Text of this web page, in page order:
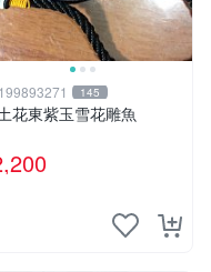
145
花東紫玉雪花雕魚